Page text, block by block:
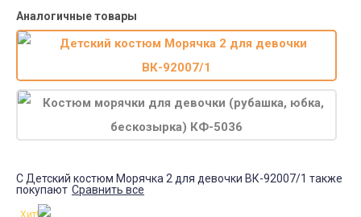
Аналогичные товары
С Детский костюм Морячка 2 для девочки ВК-92007/1 также
покупают Сравнить все
Хит!